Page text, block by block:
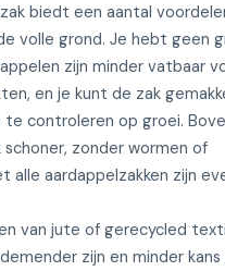
biedt een aantal
volle grond. Je hebt geen
zijn minder vatbaar
en je kunt de zak
te controleren op groei.
zonder wormen of
alle aardappelzakken zijn
van jute of gerecycled
zijn en minder kans